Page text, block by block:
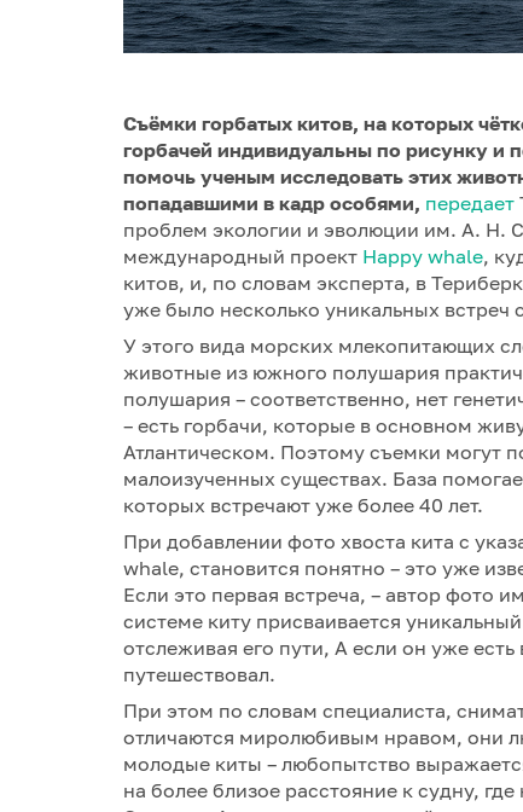
Съёмки горбатых китов, на которых
горбачей индивидуальны по рисунку и
помочь ученым исследовать этих
попадавшими в кадр особями, передает
проблем экологии и эволюции им. А. Н.
международный проект Happy whale,
китов, и, по словам эксперта, в
уже было несколько уникальных встреч
У этого вида морских млекопитающих
животные из южного полушария
полушария – соответственно, нет
– есть горбачи, которые в основном
Атлантическом. Поэтому съемки могут
малоизученных существах. База
которых встречают уже более 40 лет.
При добавлении фото хвоста кита с
whale, становится понятно – это уже
Если это первая встреча, – автор фото
системе киту присваивается
отслеживая его пути, А если он уже
путешествовал.
При этом по словам специалиста,
отличаются миролюбивым нравом, они
молодые киты – любопытство
на более близое расстояние к судну,